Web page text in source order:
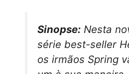
Sinopse: Nesta
série best-seller
os irmãos Spring